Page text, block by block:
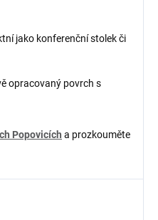
jako konferenční stolek či
opracovaný povrch s
Popovicích a prozkouměte